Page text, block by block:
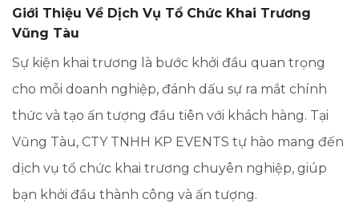
Giới Thiệu Về Dịch Vụ Tổ Chức Khai Trương
Vũng Tàu
Sự kiện khai trương là bước khởi đầu quan trọng
cho mỗi doanh nghiệp, đánh dấu sự ra mắt chính
thức và tạo ấn tượng đầu tiên với khách hàng. Tại
Vũng Tàu, CTY TNHH KP EVENTS tự hào mang đến
dịch vụ tổ chức khai trương chuyên nghiệp, giúp
bạn khởi đầu thành công và ấn tượng.